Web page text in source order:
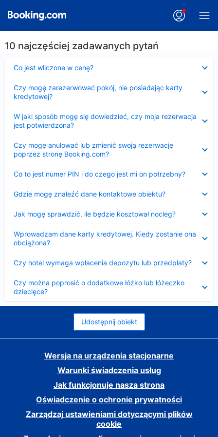
10 najczęściej zadawanych pytań
Co jest wliczone w cenę?
Czy mogę zarezerwować pokój, nie posiadając karty
kredytowej?
W jaki sposób mogę się dowiedzieć, czy moja rezerwacja
jest potwierdzona?
Czy mogę anulować lub zmienić swoją rezerwację
poprzez stronę Booking.com?
Co to jest numer PIN i do czego jest mi on potrzebny?
Gdzie mogę znaleźć dane kontaktowe obiektu?
Jak mogę sprawdzić, ile będzie kosztował nocleg?
Wprowadzam dane karty kredytowej. Kiedy zostanie ona
obciążona?
Czy hotel wymaga wpłacenia depozytu lub przedpłaty?
Czy można poprosić o dodatkowe łóżko lub łóżeczko
dziecięce?
Udostępnij obiekt
Wersja na urządzenia stacjonarne
Warunki świadczenia usług
Jak funkcjonuje nasza strona
Oświadczenie o ochronie prywatności
Zarządzaj ustawieniami dotyczącymi plików
cookie